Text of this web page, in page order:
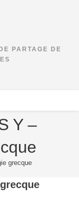
PARTAGE DE
Y –
grecque